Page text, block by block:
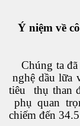
Ý niệm về
Chúng ta đã
nghệ dầu lữa
tiêu thụ than
phụ quan
chiếm đến
lửa